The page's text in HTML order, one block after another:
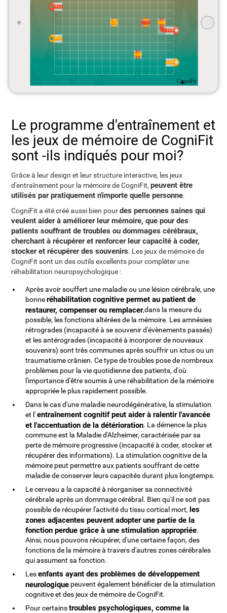
Le programme d'entraînement et
les jeux de mémoire de CogniFit
sont -ils indiqués pour moi?
Grâce à leur design et leur structure interactive, les jeux
d'entraînement pour la mémoire de CogniFit,peuvent être
utilisés par pratiquement n'importe quelle personne.
CogniFit a été créé aussi bien pourdes personnes saines qui
veulent aider à améliorer leur mémoire, que pour des
patients souffrant de troubles ou dommages cérébraux,
cherchant à récupérer et renforcer leur capacité à coder,
stocker et récupérer des souvenirs. Les jeux de mémoire de
CogniFit sont un des outils excellents pour compléter une
réhabilitation neuropsychologique :
Après avoir souffert une maladie ou une lésion cérébrale, une
bonneréhabilitation cognitive permet au patient de
restaurer, compenser ou remplacer,dans la mesure du
possible, les fonctions altérées de la mémoire. Les amnésies
rétrogrades (incapacité à se souvenir d'évènements passés)
et les antérogrades (incapacité à incorporer de nouveaux
souvenirs) sont très communes après souffrir un ictus ou un
traumatisme crânien. Ce type de troubles pose de nombreux
problèmes pour la vie quotidienne des patients, d'où
l'importance d'être soumis à une réhabilitation de la mémoire
appropriée le plus rapidement possible.
Dans le cas d'une maladie neurodégénérative, la stimulation
et l'entraînement cognitif peut aider à ralentir l'avancée
et l'accentuation de la détérioration. La démence la plus
commune est la Maladie d'Alzheimer, caractérisée par sa
perte de mémoire progressive (incapacité à coder, stocker et
récupérer des informations). La stimulation cognitive de la
mémoire peut permettre aux patients souffrant de cette
maladie de conserver leurs capacités durant plus longtemps.
Le cerveau a la capacité à réorganiser sa connectivité
cérébrale après un dommage cérébral. Bien qu'il ne soit pas
possible de récupérer l'activité du tissu cortical mort, les
zones adjacentes peuvent adopter une partie de la
fonction perdue grâce à une stimulation appropriée.
Ainsi, nous pouvons récupérer, d'une certaine façon, des
fonctions de la mémoire à travers d'autres zones cérébrales
qui assument sa fonction.
Lesenfants ayant des problèmes de développement
neurologique peuvent également bénéficier de la stimulation
cognitive et des jeux de mémoire de CogniFit.
Pour certainstroubles psychologiques, comme la